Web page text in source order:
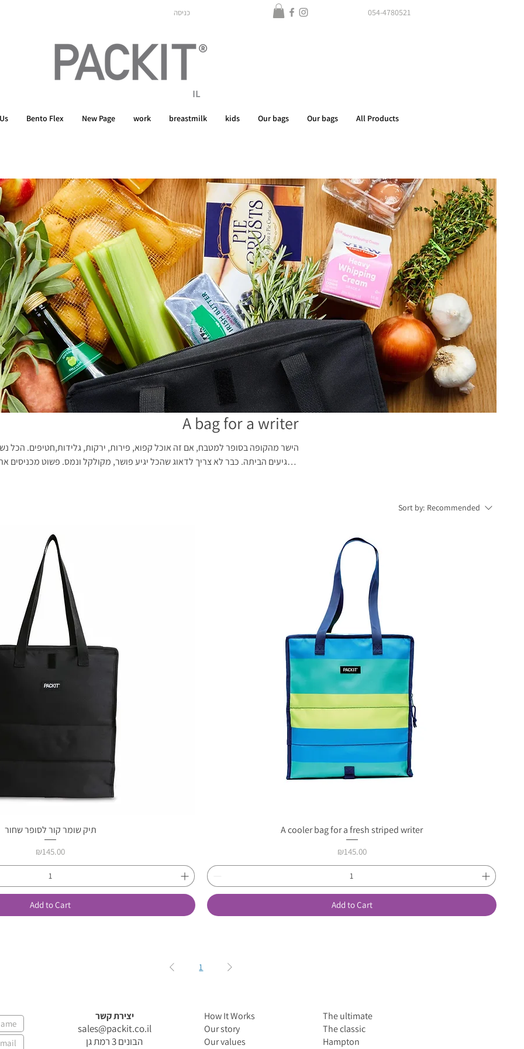
כניסה 054-4780521
IL
All Products
Our bags
Our bags
kids
breastmilk
work
New Page
Bento Flex
A bag for a writer
הישר מהקופה בסופר למטבח, אם זה אוכל קפוא, פירות, ירקות, גלידות,חטיפים. הכל
שמגיעים הביתה. כבר לא צריך לדאוג שהכל יגיע פושר, מקולקל ונמס. פשוט מכניסים
Sort by: Recommended
Quick View
תיק שומר קור לסופר שחור
Price
₪145.00
Add to Cart
Quick View
A cooler bag for a fresh striped writer
Price
₪145.00
Add to Cart
1
יצירת קשר
sales@packit.co.il
הבונים 3 רמת גן
How It Works
Our story
Our values
The ultimate
The classic
Hampton